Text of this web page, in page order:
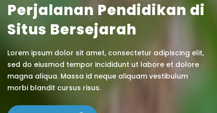
Perjalanan Pendidikan di
Situs Bersejarah
Lorem ipsum dolor sit amet, consectetur adipiscing elit,
sed do eiusmod tempor incididunt ut labore et dolore
magna aliqua. Massa id neque aliquam vestibulum
morbi blandit cursus risus.